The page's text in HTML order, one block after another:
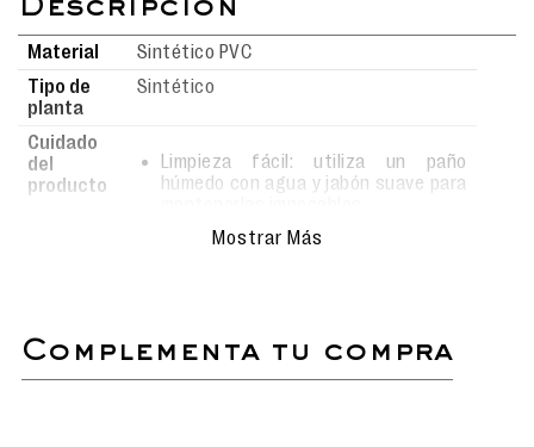
Material
Sintético PVC
Tipo de
planta
Sintético
Cuidado
del
producto
Limpieza fácil: utiliza un paño
húmedo con agua y jabón suave para
Realiza la limpieza con movimientos
delicados para evitar rayar o dañar la
Secado natural: deja que las
sandalias se sequen al aire libre,
Mostrar Más
complementa tu compra